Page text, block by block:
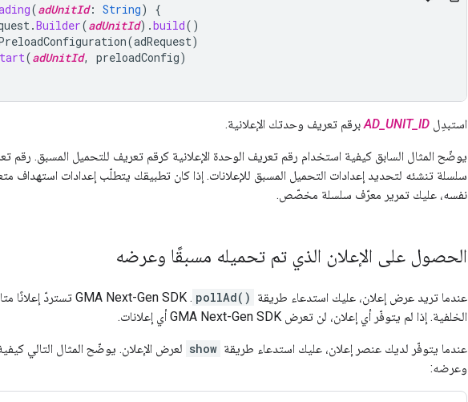
(adUnitId: String)
{
.Builder(adUnitId).build()
(adRequest)
(adUnitId, preloadConfig)
استبدِل AD_UNIT_IDبرقم تعريف وحدتك الإعلانية.
يوضّح المثال السابق كيفية استخدام رقم تعريف الوحدة الإعلانية كرقم تعريف للتحميل المسبق. رقم
سلسلة تنشئه لتحديد إعدادات التحميل المسبق للإعلانات. إذا كان تطبيقك يتطلّب إعدادات استهداف
نفسه، عليك تمرير معرّف سلسلة مخصّص.
الحصول على الإعلان الذي تم تحميله مسبقًا وعرضه
عندما تريد عرض إعلان، عليك استدعاء طريقة pollAd()
.
GMA Next-Gen SDK تستردّ إعلانًا
الخلفية. إذا لم يتوفّر أي إعلان، لن تعرض GMA Next-Gen SDKأي إعلانات.
عندما يتوفّر لديك عنصر إعلان، عليك استدعاء طريقة show لعرض الإعلان. يوضّح المثال التالي
وعرضه: